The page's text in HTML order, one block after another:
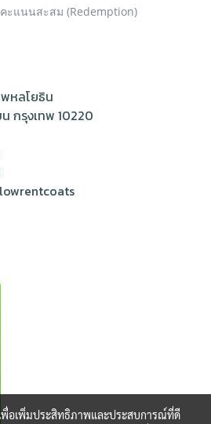
ะแนนสะสม (Redemption)
หลโยธิน
กรุงเทพ 10220
พื่อเพิ่มประสิทธิภาพและประสบการณ์ที่ดี